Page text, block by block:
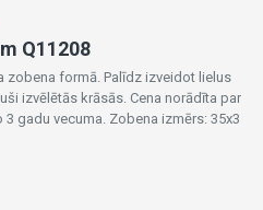
Q11208
zobena formā. Palīdz izveidot lielus
izvēlētās krāsās. Cena norādīta par
gadu vecuma. Zobena izmērs: 35x3